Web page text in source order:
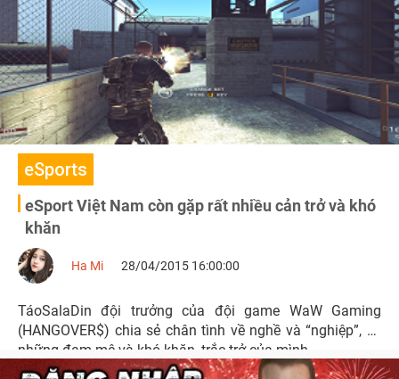
eSports
eSport Việt Nam còn gặp rất nhiều cản trở và khó
khăn
Ha Mi 28/04/2015 16:00:00
TáoSalaDin đội trưởng của đội game WaW Gaming
(HANGOVER$) chia sẻ chân tình về nghề và “nghiệp”, về
những đam mê và khó khăn, trắc trở của mình.